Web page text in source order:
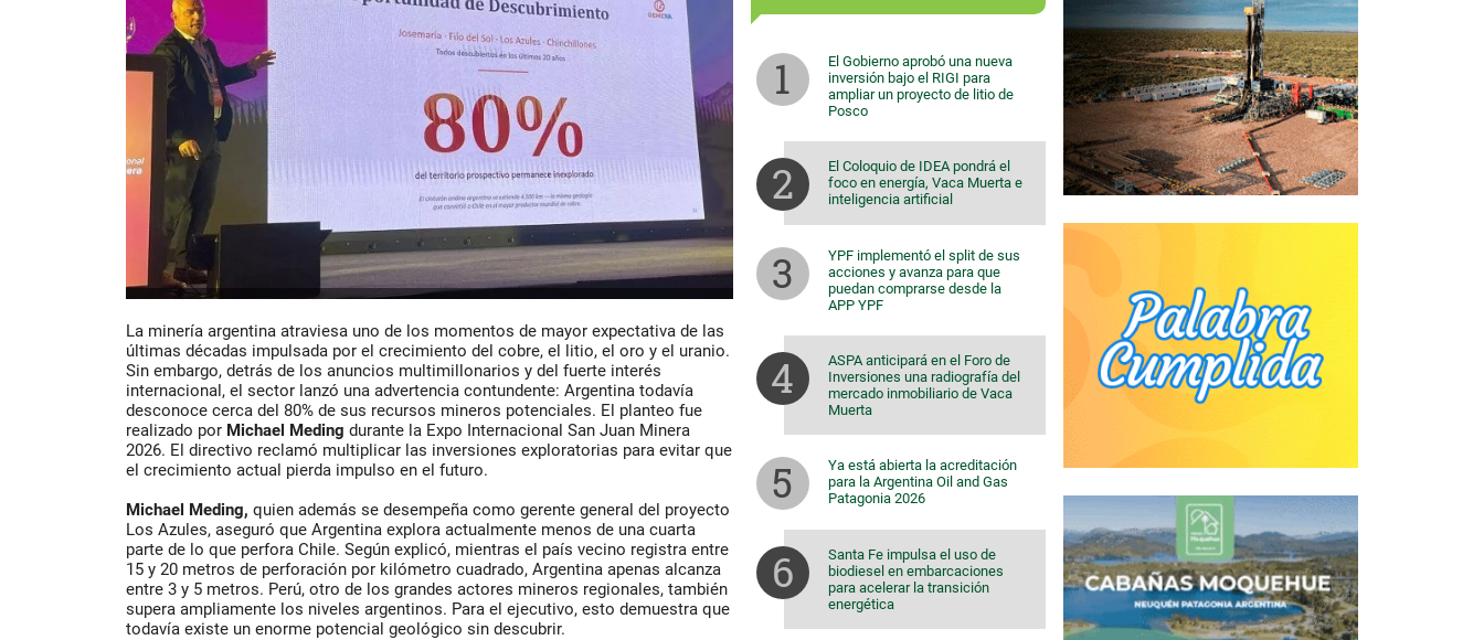
La minería argentina atraviesa uno de los momentos de mayor expectativa de las
últimas décadas impulsada por el crecimiento del cobre, el litio, el oro y el uranio.
Sin embargo, detrás de los anuncios multimillonarios y del fuerte interés
internacional, el sector lanzó una advertencia contundente: Argentina todavía
desconoce cerca del 80% de sus recursos mineros potenciales. El planteo fue
realizado por Michael Meding durante la Expo Internacional San Juan Minera
2026. El directivo reclamó multiplicar las inversiones exploratorias para evitar que
el crecimiento actual pierda impulso en el futuro.
Michael Meding, quien además se desempeña como gerente general del proyecto
Los Azules, aseguró que Argentina explora actualmente menos de una cuarta
parte de lo que perfora Chile. Según explicó, mientras el país vecino registra entre
15 y 20 metros de perforación por kilómetro cuadrado, Argentina apenas alcanza
entre 3 y 5 metros. Perú, otro de los grandes actores mineros regionales, también
supera ampliamente los niveles argentinos. Para el ejecutivo, esto demuestra que
todavía existe un enorme potencial geológico sin descubrir.
El Gobierno aprobó una nueva
inversión bajo el RIGI para
ampliar un proyecto de litio de
Posco
El Coloquio de IDEA pondrá el
foco en energía, Vaca Muerta e
inteligencia artificial
YPF implementó el split de sus
acciones y avanza para que
puedan comprarse desde la
APP YPF
ASPA anticipará en el Foro de
Inversiones una radiografía del
mercado inmobiliario de Vaca
Muerta
Ya está abierta la acreditación
para la Argentina Oil and Gas
Patagonia 2026
Santa Fe impulsa el uso de
biodiesel en embarcaciones
para acelerar la transición
energética